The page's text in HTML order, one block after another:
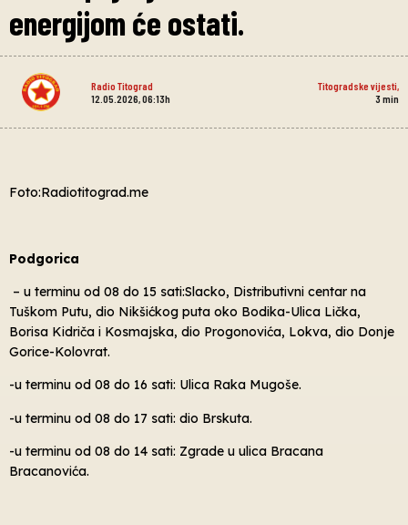
energijom će ostati.
Radio Titograd Titogradske vijesti
12.05.2026, 06:13h
3 min
Foto:Radiotitograd.me
Podgorica
– u terminu od 08 do 15 sati:Slacko, Distributivni centar na
Tuškom Putu, dio Nikšićkog puta oko Bodika-Ulica Lička,
Borisa Kidriča i Kosmajska, dio Progonovića, Lokva, dio Donje
Gorice-Kolovrat.
-u terminu od 08 do 16 sati: Ulica Raka Mugoše.
-u terminu od 08 do 17 sati: dio Brskuta.
-u terminu od 08 do 14 sati: Zgrade u ulica Bracana
Bracanovića.